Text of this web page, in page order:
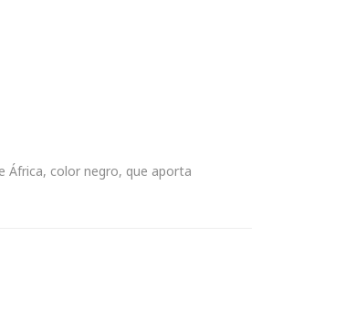
África, color negro, que aporta